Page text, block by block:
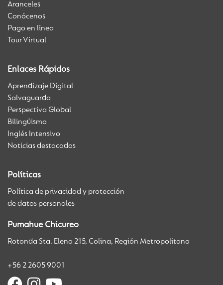
Aranceles
Conócenos
Pago en línea
Tour Virtual
Enlaces Rápidos
Aprendizaje Digital
Salvaguarda
Perspectiva Global
Bilingüismo
Inglés Intensivo
Noticias destacadas
Políticas
Política de privacidad y protección
de datos personales
Pumahue Chicureo
Rotonda Sta. Elena 215, Colina, Región Metropolitana
+56 2 2605 9001